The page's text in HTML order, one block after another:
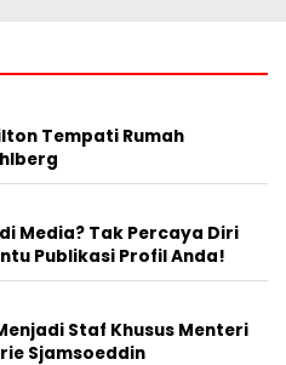
Tempati Rumah
Media? Tak Percaya Diri
Publikasi Profil Anda!
Staf Khusus Menteri
Sjamsoeddin